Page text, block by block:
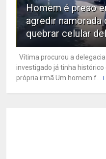
Homem é preso
agredir namorada
quebrar celular
Vítima procurou a
investigado já tinha
própria irmã Um homem f...